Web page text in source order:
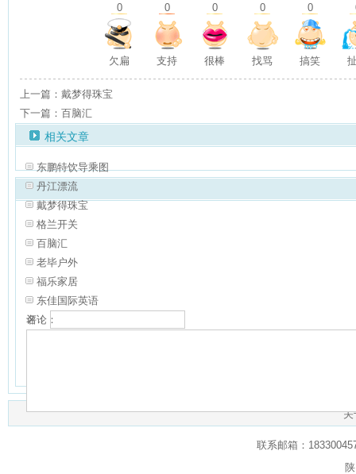
0 0 0 0 0
欠扁 支持 很棒 找骂 搞笑
上一篇：戴梦得珠宝
下一篇：百脑汇
相关文章
东鹏特饮导乘图
丹江漂流
戴梦得珠宝
格兰开关
百脑汇
老毕户外
福乐家居
东佳国际英语
名：
评论：
关
联系邮箱：